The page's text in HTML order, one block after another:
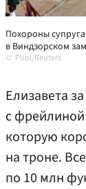
Похороны
в Виндзорском
Pool/Reuters
Елизавета
с
которую
на троне.
по 10 млн